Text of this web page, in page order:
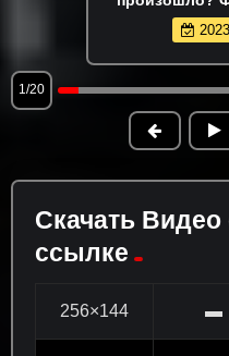
1/20
Скачать Видео
ссылке
256×144 ▬